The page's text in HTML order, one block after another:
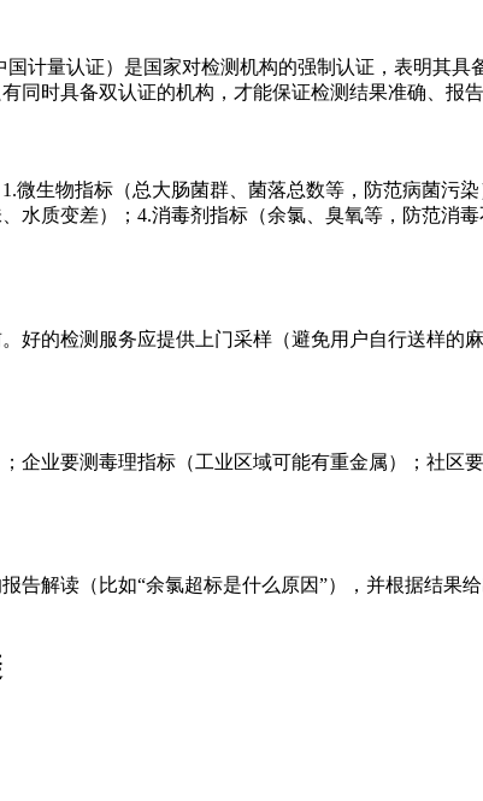
计量认证）是国家对检测机构的强制认证，表明其
时具备双认证的机构，才能保证检测结果准确、报
生物指标（总大肠菌群、菌落总数等，防范病菌污
水质变差）；4.消毒剂指标（余氯、臭氧等，防范消
好的检测服务应提供上门采样（避免用户自行送样的
企业要测毒理指标（工业区域可能有重金属）；社区
解读（比如“余氯超标是什么原因”），并根据结果